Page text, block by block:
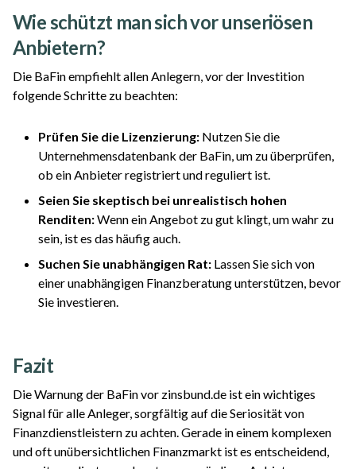
Wie schützt man sich vor unseriösen
Anbietern?
Die BaFin empfiehlt allen Anlegern, vor der Investition
folgende Schritte zu beachten:
Prüfen Sie die Lizenzierung: Nutzen Sie die
Unternehmensdatenbank der BaFin, um zu überprüfen,
ob ein Anbieter registriert und reguliert ist.
Seien Sie skeptisch bei unrealistisch hohen
Renditen:Wenn ein Angebot zu gut klingt, um wahr zu
sein, ist es das häufig auch.
Suchen Sie unabhängigen Rat: Lassen Sie sich von
einer unabhängigen Finanzberatung unterstützen, bevor
Sie investieren.
Fazit
Die Warnung der BaFin vor zinsbund.de ist ein wichtiges
Signal für alle Anleger, sorgfältig auf die Seriosität von
Finanzdienstleistern zu achten. Gerade in einem komplexen
und oft unübersichtlichen Finanzmarkt ist es entscheidend,